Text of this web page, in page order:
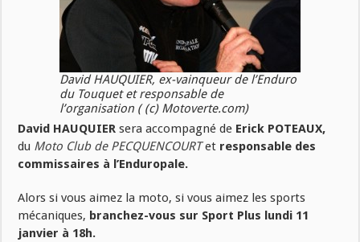
David HAUQUIER, ex-vainqueur de l’Enduro
du Touquet et responsable de
l’organisation ( (c) Motoverte.com)
David HAUQUIER sera accompagné de Erick POTEAUX,
du Moto Club de PECQUENCOURTet responsable des
commissaires à l’Enduropale.
Alors si vous aimez la moto, si vous aimez les sports
mécaniques, branchez-vous sur Sport Plus lundi 11
janvier à 18h.